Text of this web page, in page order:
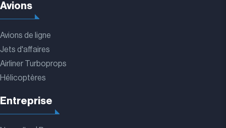
Avions
Avions de ligne
Jets d'affaires
Airliner Turboprops
Hélicoptères
Entreprise